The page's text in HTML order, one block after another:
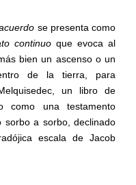
se presenta como
continuoque evoca al
bien un ascenso o un
de la tierra, para
un libro de
como una testamento
sorbo a sorbo, declinado
escala de Jacob